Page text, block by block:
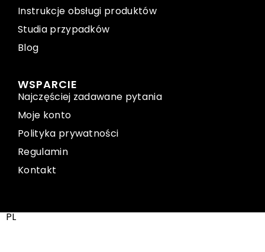
Instrukcje obsługi produktów
Studia przypadków
Blog
WSPARCIE
Najczęściej zadawane pytania
Moje konto
Polityka prywatności
Regulamin
Kontakt
PL